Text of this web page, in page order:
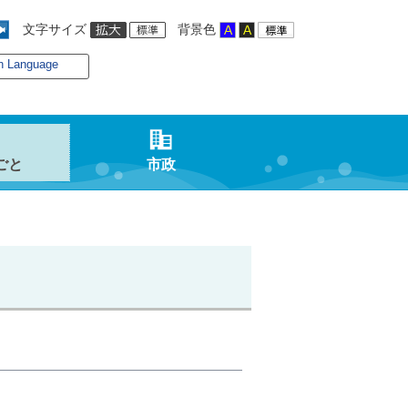
文字サイズ 背景色
Language
と 市政